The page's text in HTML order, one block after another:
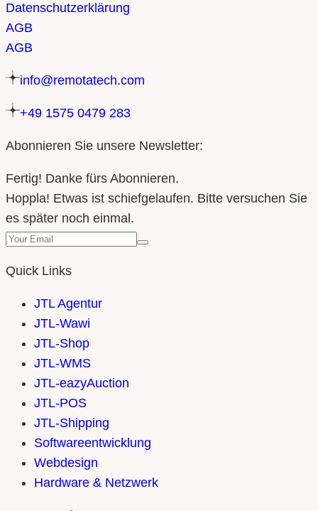
Datenschutzerklärung
AGB
AGB
info@remotatech.com
+49 1575 0479 283
Abonnieren Sie unsere Newsletter:
Fertig! Danke fürs Abonnieren.
Hoppla! Etwas ist schiefgelaufen. Bitte versuchen Sie
es später noch einmal.
Quick Links
JTL Agentur
JTL-Wawi
JTL-Shop
JTL-WMS
JTL-eazyAuction
JTL-POS
JTL-Shipping
Softwareentwicklung
Webdesign
Hardware & Netzwerk